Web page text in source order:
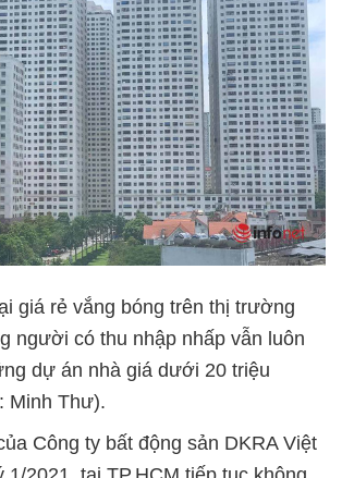
giá rẻ vắng bóng trên thị trường
người có thu nhập nhấp vẫn luôn
dự án nhà giá dưới 20 triệu
Minh Thư).
Công ty bất động sản DKRA Việt